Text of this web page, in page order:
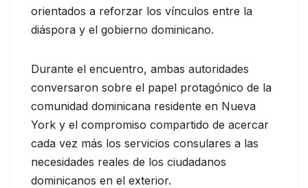
orientados a reforzar los vínculos entre la
diáspora y el gobierno dominicano.
Durante el encuentro, ambas autoridades
conversaron sobre el papel protagónico de la
comunidad dominicana residente en Nueva
York y el compromiso compartido de acercar
cada vez más los servicios consulares a las
necesidades reales de los ciudadanos
dominicanos en el exterior.